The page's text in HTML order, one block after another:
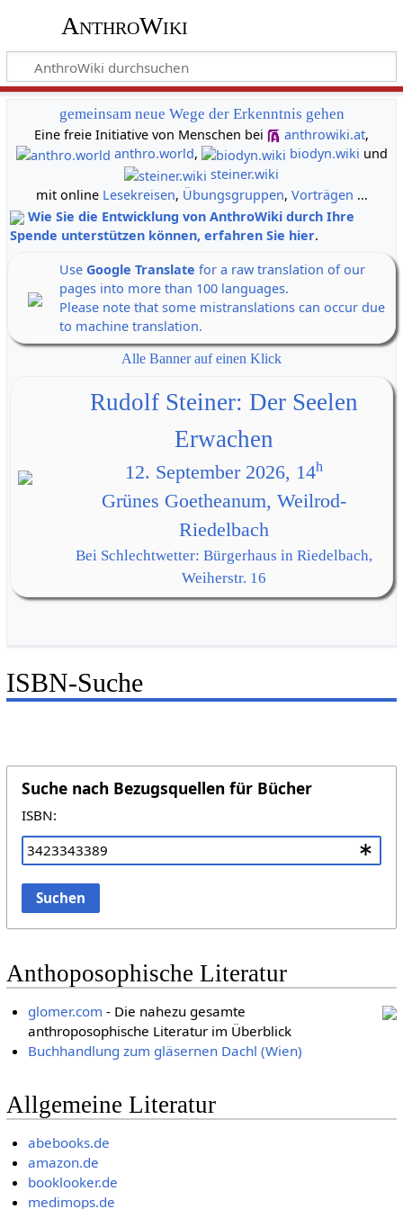
AnthroWiki
gemeinsam neue Wege der Erkenntnis gehen
Eine freie Initiative von Menschen bei
anthrowiki.at,
anthro.world, biodyn.wiki und
steiner.wiki
mit online Lesekreisen, Übungsgruppen, Vorträgen ...
Wie Sie die Entwicklung von AnthroWiki durch Ihre
Spende unterstützen können, erfahren Sie hier.
Use Google Translate for a raw translation of our
pages into more than 100 languages.
Please note that some mistranslations can occur due
to machine translation.
Alle Banner auf einen Klick
Rudolf Steiner: Der Seelen
Erwachen
12. September 2026, 14h
Grünes Goetheanum, Weilrod-
Riedelbach
Bei Schlechtwetter: Bürgerhaus in Riedelbach,
Weiherstr. 16
ISBN-Suche
Suche nach Bezugsquellen für Bücher
ISBN:
Suchen
Anthoposophische Literatur
glomer.com - Die nahezu gesamte
anthroposophische Literatur im Überblick
Buchhandlung zum gläsernen Dachl (Wien)
Allgemeine Literatur
abebooks.de
amazon.de
booklooker.de
medimops.de